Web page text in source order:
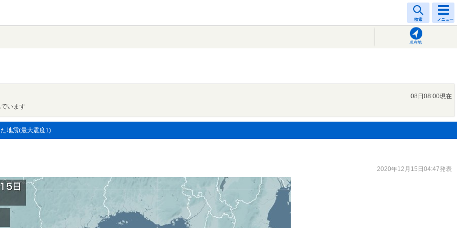
検索 メニュー
現在地
08日08:00現在
います
地震(最大震度1)
2020年12月15日04:47発表